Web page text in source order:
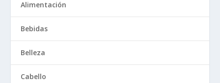
Alimentación
Bebidas
Belleza
Cabello